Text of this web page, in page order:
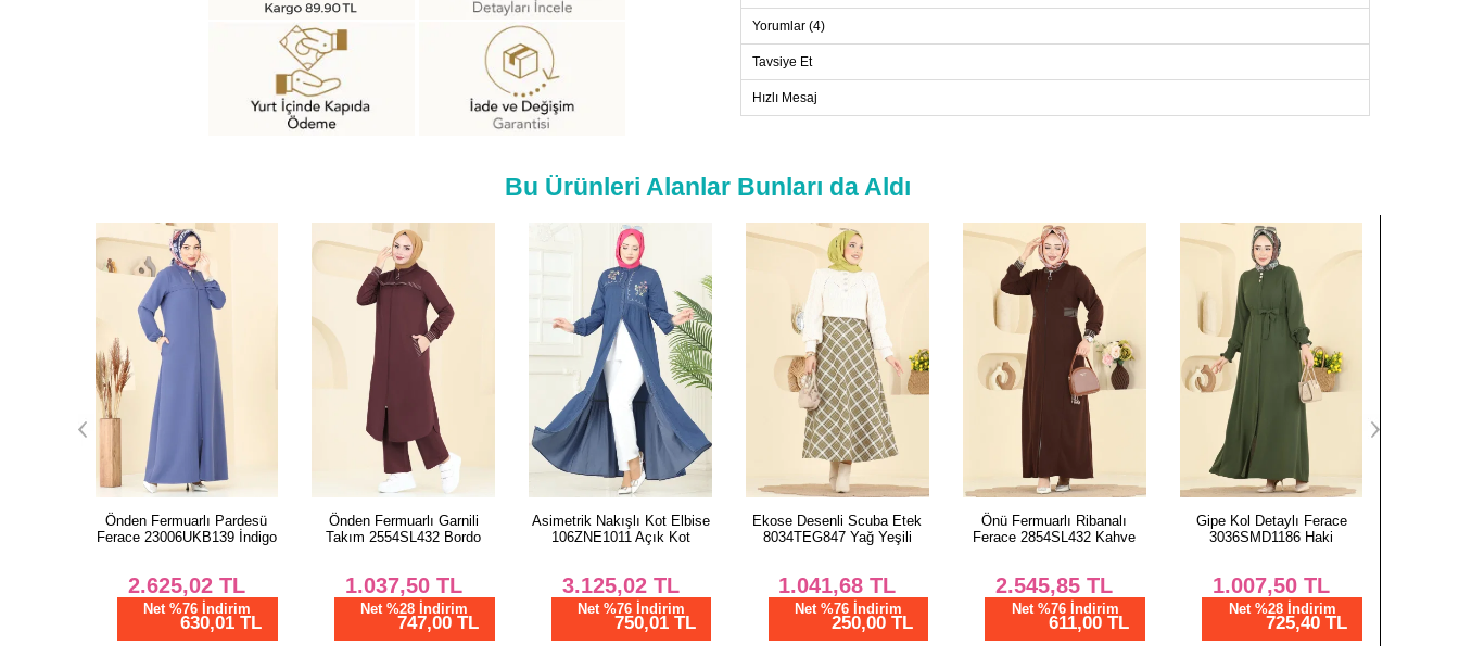
42
104
137
Yorumlar (4)
Tavsiye Et
Hızlı Mesaj
Bu Ürünleri Alanlar Bunları da Aldı
Önden Fermuarlı Garnili
Takım 2554SL432 Bordo
1.037,50TL
Net %28 İndirim
747,00 TL
Asimetrik Nakışlı Kot Elbise
106ZNE1011 Açık Kot
3.125,02TL
Net %76 İndirim
750,01 TL
Ekose Desenli Scuba Etek
8034TEG847 Yağ Yeşili
1.041,68TL
Net %76 İndirim
250,00 TL
Önü Fermuarlı Ribanalı
Ferace 2854SL432 Kahve
2.545,85 TL
Net %76 İndirim
611,00 TL
Gipe Kol Detaylı Ferace
3036SMD1186 Haki
1.007,50 TL
Net %28 İndirim
725,40 TL
Arma Detaylı Pardesü Ferace
PL9129 Laci
2.362,51 TL
Net %76 İndirim
567,00 TL